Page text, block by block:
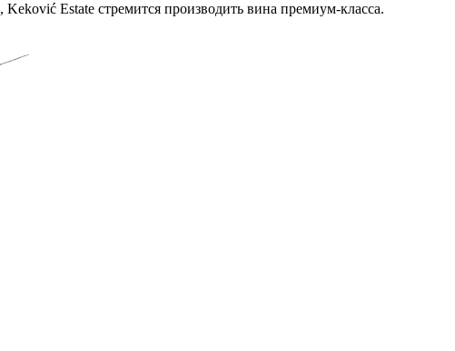
Estate стремится производить вина премиум-класса.